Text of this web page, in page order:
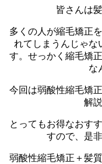
皆さんは
多くの人が縮毛矯正
れてしまうんじゃな
す。せっかく縮毛矯
な
今回は弱酸性縮毛矯
解
とってもお得なおす
すので、是
弱酸性縮毛矯正＋髪